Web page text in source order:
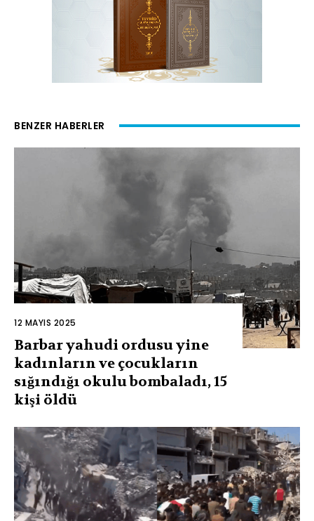
BENZER HABERLER
12 MAYIS 2025
Barbar yahudi ordusu yine
kadınların ve çocukların
sığındığı okulu bombaladı, 15
kişi öldü